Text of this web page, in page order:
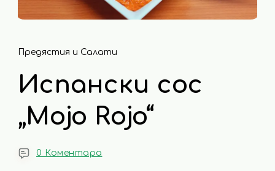
Предястия и Салати
Испански сос
„Mojo Rojo“
0 Коментара